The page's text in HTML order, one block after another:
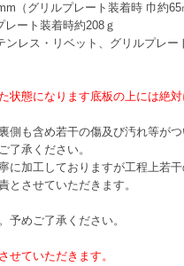
グリルプレート装着時 巾約65
ト装着時約208ｇ
・リベット、グリルプレー
態になります底板の上には絶対
も含め若干の傷及び汚れ等がつ
了承ください。
加工しておりますが工程上若
させていただきます。
めご了承ください。
せていただきます。